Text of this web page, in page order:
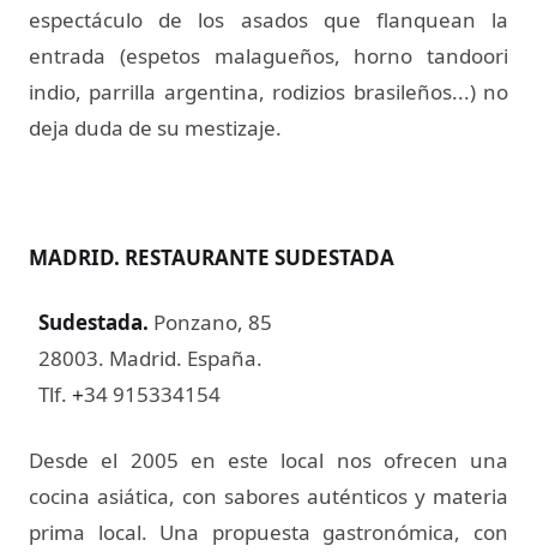
espectáculo de los asados que flanquean la
entrada (espetos malagueños, horno tandoori
indio, parrilla argentina, rodizios brasileños...) no
deja duda de su mestizaje.
MADRID. RESTAURANTE SUDESTADA
Sudestada. Ponzano, 85
28003. Madrid. España.
Tlf. +34 915334154
Desde el 2005 en este local nos ofrecen una
cocina asiática, con sabores auténticos y materia
prima local. Una propuesta gastronómica, con